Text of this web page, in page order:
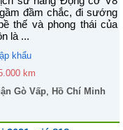
đầm chắc, đi sướng
thế và phong thái của
là ...
khẩu
km
Gò Vấp, Hồ Chí Minh